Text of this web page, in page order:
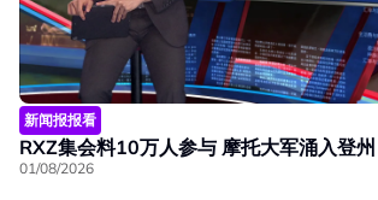
新闻报报看
RXZ集会料10万人参与 摩托大军涌入登
01/08/2026